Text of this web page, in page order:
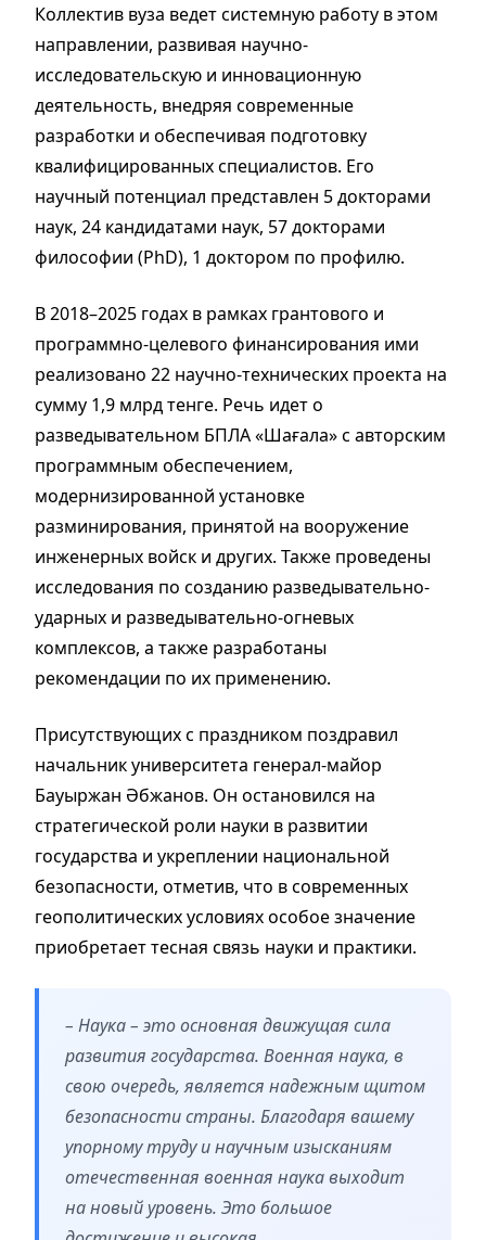
Коллектив вуза ведет системную работу в этом
направлении, развивая научно-
исследовательскую и инновационную
деятельность, внедряя современные
разработки и обеспечивая подготовку
квалифицированных специалистов. Его
научный потенциал представлен 5 докторами
наук, 24 кандидатами наук, 57 докторами
философии (PhD), 1 доктором по профилю.
В 2018–2025 годах в рамках грантового и
программно-целевого финансирования ими
реализовано 22 научно-технических проекта на
сумму 1,9 млрд тенге. Речь идет о
разведывательном БПЛА «Шағала» с авторским
программным обеспечением,
модернизированной установке
разминирования, принятой на вооружение
инженерных войск и других. Также проведены
исследования по созданию разведывательно-
ударных и разведывательно-огневых
комплексов, а также разработаны
рекомендации по их применению.
Присутствующих с праздником поздравил
начальник университета генерал-майор
Бауыржан Әбжанов. Он остановился на
стратегической роли науки в развитии
государства и укреплении национальной
безопасности, отметив, что в современных
геополитических условиях особое значение
приобретает тесная связь науки и практики.
– Наука – это основная движущая сила
развития государства. Военная наука, в
свою очередь, является надежным щитом
безопасности страны. Благодаря вашему
упорному труду и научным изысканиям
отечественная военная наука выходит
на новый уровень. Это большое